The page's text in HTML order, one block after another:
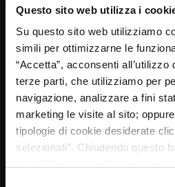
Questo sito web utilizza i
Su questo sito web utilizziamo
simili per ottimizzarne le
“Accetta”, acconsenti
terze parti, che utilizziamo per
navigazione, analizzare a fini
marketing le visite al sito;
tipologie di cookie desiderate
selezionati". Chiudendo questo
IL PROGETTO REYER